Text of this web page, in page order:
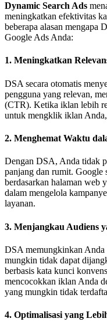
Dynamic Search Ads
meningkatkan efektivitas
beberapa alasan mengapa
Google Ads Anda:
1. Meningkatkan
DSA secara otomatis
pengguna yang relevan,
(CTR). Ketika iklan lebih
untuk mengklik iklan
2. Menghemat Waktu
Dengan DSA, Anda tidak
panjang dan rumit. Google
berdasarkan halaman web
dalam mengelola
layanan.
3. Menjangkau Audiens
DSA memungkinkan Anda
mungkin tidak dapat
berbasis kata kunci
mencocokkan iklan Anda
yang mungkin tidak
4. Optimalisasi yang